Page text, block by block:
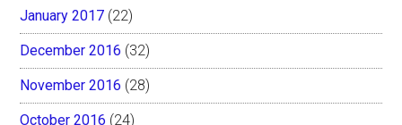
January 2017 (22)
December 2016 (32)
November 2016 (28)
October 2016 (24)